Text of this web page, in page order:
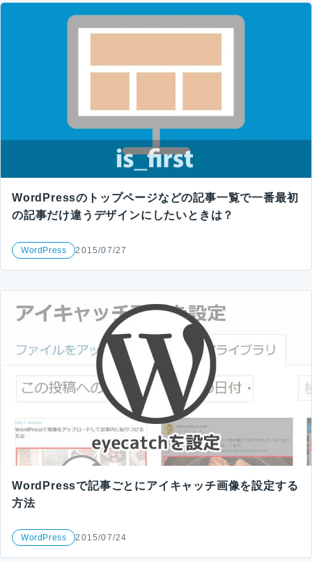
WordPressのトップページなどの記事一覧で一番最初
の記事だけ違うデザインにしたいときは？
WordPress 2015/07/27
WordPressで記事ごとにアイキャッチ画像を設定する
方法
WordPress 2015/07/24